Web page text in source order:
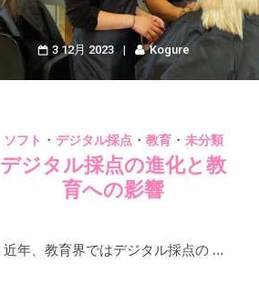
3 12月 2023 Kogure
ソフト ・ デジタル採点 ・ 教育・ 未分類
デジタル採点の進化と教
育への影響
近年、教育界ではデジタル採点の …